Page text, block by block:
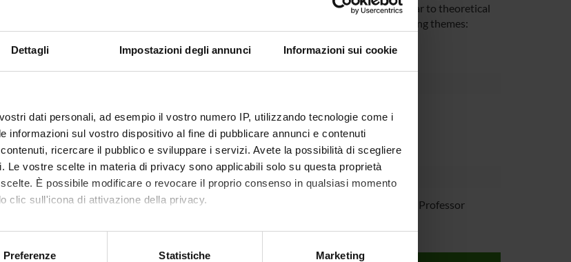
Dettagli Impostazioni degli annunci Informazioni sui cookie
dati personali, ad esempio il vostro numero IP, utilizzando tecnologie come i
informazioni sul vostro dispositivo al fine di pubblicare annunci e contenuti
ricercare il pubblico e sviluppare i servizi. Avete la possibilità di scegliere
Le vostre scelte in materia di privacy sono applicabili solo su questa proprietà
È possibile modificare o revocare il proprio consenso in qualsiasi momento
clic sull'icona di attivazione della privacy.
posizione geografica, con un'approssimazione di qualche metro,
Preferenze Statistiche Marketing
in some fields of algebra which can be applied to other scientific areas, in particular to theoretical
mechanics. The research activity at the University of Verona is focused on the following themes:
Funds: assigned and managed by an external body
Full Professor Associate Professor